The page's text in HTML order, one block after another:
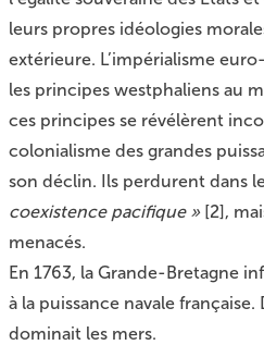
leurs propres idéologies
extérieure. L’impérialisme
les principes westphaliens au
ces principes se révélèrent
colonialisme des grandes
son déclin. Ils perdurent dans
coexistence pacifique »[2],
menacés.
En 1763, la Grande-Bretagne
à la puissance navale française.
dominait les mers.